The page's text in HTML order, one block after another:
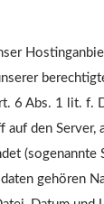
6 Abs. 1 lit. f.
auf den Server,
(sogenannte
gehören